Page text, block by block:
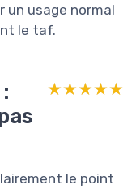
un usage normal
le taf.
★★★★★
★★★★★
le point